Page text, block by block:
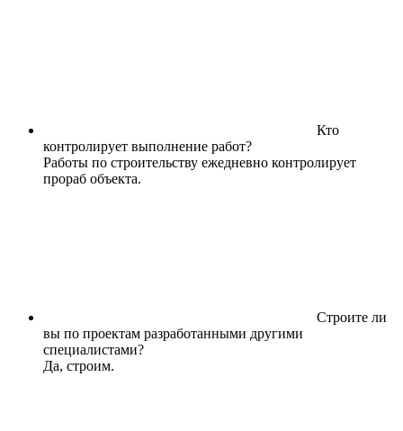
Кто
контролирует выполнение работ?
Работы по строительству ежедневно контролирует
прораб объекта.
Строите ли
вы по проектам разработанными другими
специалистами?
Да, строим.